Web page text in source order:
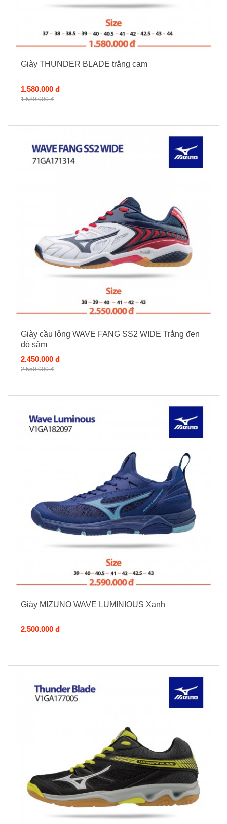
Giày THUNDER BLADE trắng cam
1.580.000 đ
1.580.000 đ
Giày cầu lông WAVE FANG SS2 WIDE Trắng đen
đỏ sậm
2.450.000 đ
2.550.000 đ
Giày MIZUNO WAVE LUMINIOUS Xanh
2.500.000 đ